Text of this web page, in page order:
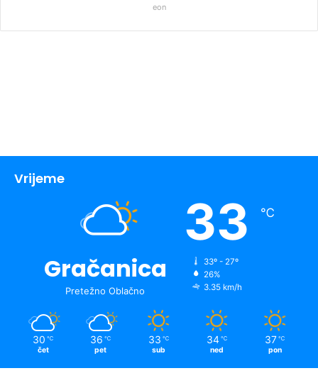
eon
Vrijeme
Gračanica
Pretežno Oblačno
33 ℃
33º - 27º
26%
3.35 km/h
30 ℃
čet
36 ℃
pet
33 ℃
sub
34 ℃
ned
37 ℃
pon